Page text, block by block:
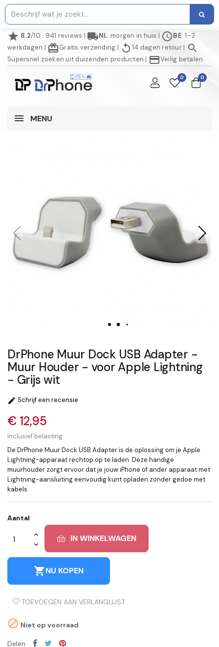
star 8.2/10 · 941 reviews | local_shippingNL: morgen in huis | scheduleBE: 1–2
werkdagen | redeemGratis verzending | replay 14 dagen retour| search
Supersnel zoeken uit duizenden producten | credit_cardVeilig betalen
0 0
MENU
DrPhone Muur Dock USB Adapter -
Muur Houder - voor Apple Lightning
- Grijs wit
 Schrijf een recensie
€ 12,95
Inclusief belasting
De DrPhone Muur Dock USB Adapter is de oplossing om je Apple
Lightning-apparaat rechtop op te laden. Deze handige
muurhouder zorgt ervoor dat je jouw iPhone of ander apparaat met
Lightning-aansluiting eenvoudig kunt opladen zonder gedoe met
kabels.
Aantal
IN WINKELWAGEN
shopping_cartNU KOPEN
TOEVOEGEN AAN VERLANGLIJST
 Niet op voorraad
Delen